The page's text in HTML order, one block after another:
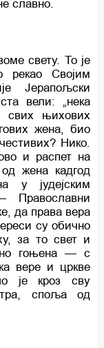
славно.
свету. То је
Својим
Јерапољски
вели: „нека
свих њихових
женa, био
Нико.
и распет на
жена кадгод
у јудејским
Православни
да права вера
су обично
за то свет и
гоњена — с
вере и цркве
је кроз сву
споља од